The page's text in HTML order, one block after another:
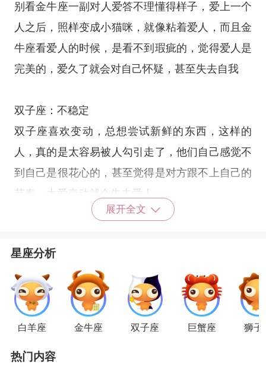
别看金牛座一副对人爱答不理懂得样子，爱上一个
人之后，照样变成小猫咪，就像粘着爱人，而且金
牛座看爱人的时候，是看不到瑕疵的，觉得爱人是
完美的，爱久了就会对自己怀疑，甚至失去自我
双子座 ：不稳定
双子座喜欢变动，总想尝试新鲜的东西，这样的
人，真的是太容易被人勾引走了，他们自己感觉不
到自己是很花心的，甚至觉得是对方跟不上自己的
节奏，太爱变动就会失去爱人。
水象星座
璃心，子啊感情中，他会很呵护对方，但是有时候
会自己乱想，然后生闷气，搞的恋人也是一头雾
水，长久下去，会影响感情质量的。
狮子座：爱面子
展开全文
星座分析
白羊座 金牛座 双子座 巨蟹座 狮子
热门内容